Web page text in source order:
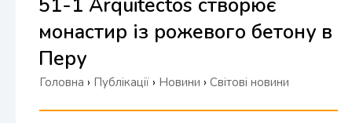
51-1 Arquitectos створює
монастир із рожевого бетону в
Перу
Головна › Публікації › Новини › Світові новини